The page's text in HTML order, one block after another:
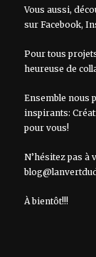
Vous aussi,
sur Facebook,
Pour tous
heureuse de
Ensemble nous
inspirants:
pour vous!
N’hésitez pas à
À bientôt!!!